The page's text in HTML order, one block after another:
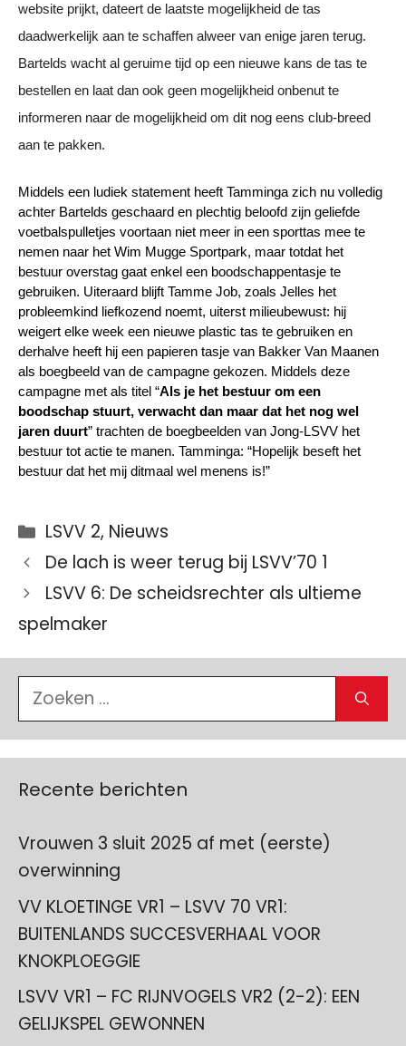
website prijkt, dateert de laatste mogelijkheid de tas
daadwerkelijk aan te schaffen alweer van enige jaren terug.
Bartelds wacht al geruime tijd op een nieuwe kans de tas te
bestellen en laat dan ook geen mogelijkheid onbenut te
informeren naar de mogelijkheid om dit nog eens club-breed
aan te pakken.
Middels een ludiek statement heeft Tamminga zich nu volledig
achter Bartelds geschaard en plechtig beloofd zijn geliefde
voetbalspulletjes voortaan niet meer in een sporttas mee te
nemen naar het Wim Mugge Sportpark, maar totdat het
bestuur overstag gaat enkel een boodschappentasje te
gebruiken. Uiteraard blijft Tamme Job, zoals Jelles het
probleemkind liefkozend noemt, uiterst milieubewust: hij
weigert elke week een nieuwe plastic tas te gebruiken en
derhalve heeft hij een papieren tasje van Bakker Van Maanen
als boegbeeld van de campagne gekozen. Middels deze
campagne met als titel “Als je het bestuur om een
boodschap stuurt, verwacht dan maar dat het nog wel
jaren duurt” trachten de boegbeelden van Jong-LSVV het
bestuur tot actie te manen. Tamminga: “Hopelijk beseft het
bestuur dat het mij ditmaal wel menens is!”
Categorieën
LSVV 2, Nieuws
De lach is weer terug bij LSVV’70 1
LSVV 6: De scheidsrechter als ultieme
spelmaker
Zoek
naar:
Recente berichten
Vrouwen 3 sluit 2025 af met (eerste)
overwinning
VV KLOETINGE VR1 – LSVV 70 VR1:
BUITENLANDS SUCCESVERHAAL VOOR
KNOKPLOEGGIE
LSVV VR1 – FC RIJNVOGELS VR2 (2-2): EEN
GELIJKSPEL GEWONNEN